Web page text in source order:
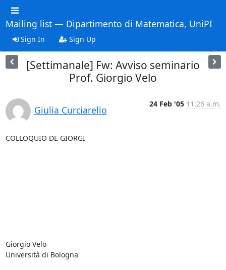
Mailing list — Dipartimento di Matematica, UniPI
Sign In Sign Up
[Settimanale] Fw: Avviso seminario
Prof. Giorgio Velo
Giulia Curciarello
24 Feb '05 11:26 a.m.
COLLOQUIO DE GIORGI
Giorgio Velo
Università di Bologna